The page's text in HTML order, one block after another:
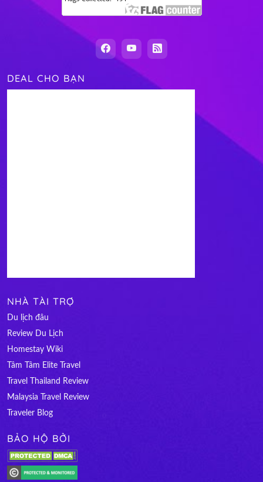
DEAL CHO BẠN
NHÀ TÀI TRỢ
Du lịch đâu
Review Du Lịch
Homestay Wiki
Tâm Tâm Elite Travel
Travel Thailand Review
Malaysia Travel Review
Traveler Blog
BẢO HỘ BỞI